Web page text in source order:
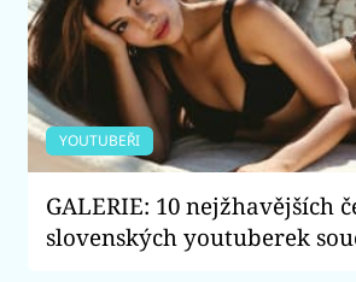
YOUTUBEŘI
GALERIE: 10 nejžhavějších
slovenských youtuberek